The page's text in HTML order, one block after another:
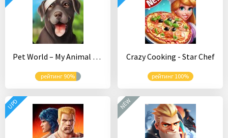
Pet World – My Animal Hospital – Dream Jobs: Vet
рейтинг 90%
Crazy Cooking - Star Chef
рейтинг 100%
UPD NEW